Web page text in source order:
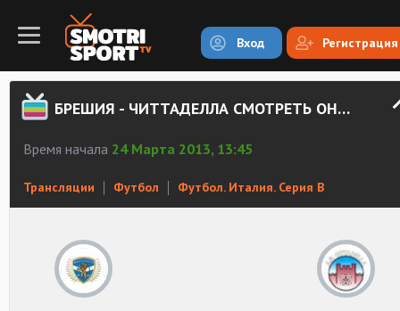
Вход Регистрация
БРЕШИЯ - ЧИТТАДЕЛЛА СМОТРЕТЬ ОНЛАЙН
Время начала 24 Марта 2013, 13:45
Трансляции Футбол Футбол. Италия. Серия В